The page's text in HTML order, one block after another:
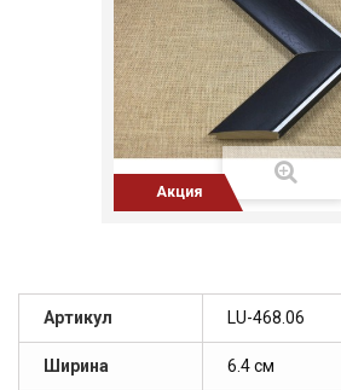
Акция
Артикул LU-468.06
Ширина 6.4 см